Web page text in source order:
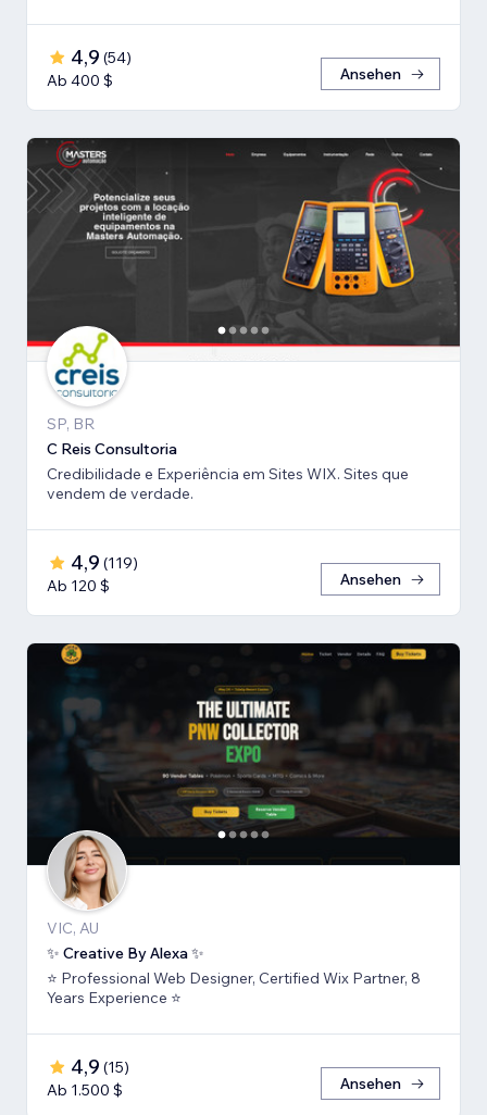
4,9 (54)
Ab 400 $
Ansehen
SP, BR
C Reis Consultoria
Credibilidade e Experiência em Sites WIX. Sites que
vendem de verdade.
4,9 (119)
Ab 120 $
Ansehen
VIC, AU
✨ Creative By Alexa ✨
⭐ Professional Web Designer, Certified Wix Partner, 8
Years Experience ⭐
4,9 (15)
Ab 1.500 $
Ansehen